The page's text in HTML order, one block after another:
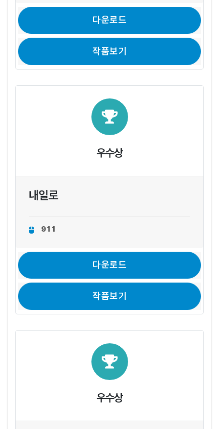
다운로드
작품보기
우수상
내일로
911
다운로드
작품보기
우수상